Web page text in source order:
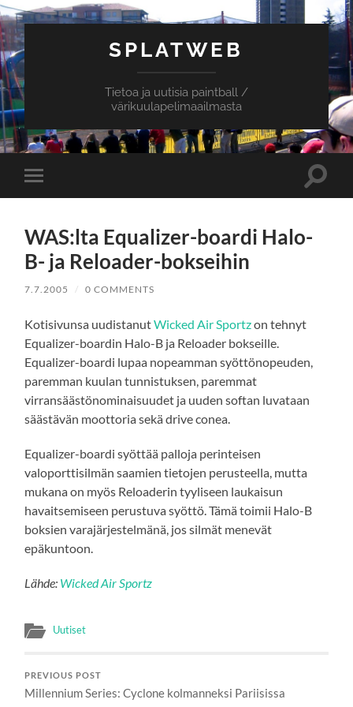
SPLATWEB
Tietoa ja uutisia paintball /
värikuulapelimaailmasta
Toggle
mobile
Toggle
WAS:lta Equalizer-boardi Halo-
B- ja Reloader-bokseihin
7.7.2005 / 0 COMMENTS
Kotisivunsa uudistanutWicked Air Sportzon tehnyt
Equalizer-boardin Halo-B ja Reloader bokseille.
Equalizer-boardi lupaa nopeamman syöttönopeuden,
paremman kuulan tunnistuksen, paremmat
virransäästönominaisuudet ja uuden softan luvataan
säästävän moottoria sekä drive conea.
Equalizer-boardi syöttää palloja perinteisen
valoporttisilmän saamien tietojen perusteella, mutta
mukana on myös Reloaderin tyyliseen laukaisun
havaitsemiseen perustuva syöttö. Tämä toimii Halo-B
boksien varajärjestelmänä, jos silmät menevät
epäkuntoon.
Lähde: Wicked Air Sportz
Uutiset
PREVIOUS POST
Millennium Series: Cyclone kolmanneksi Pariisissa